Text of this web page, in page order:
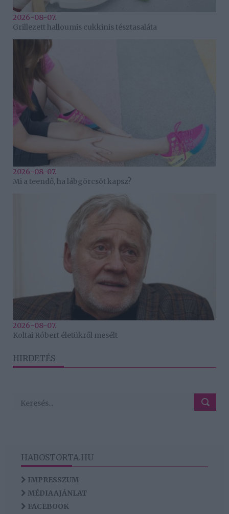
2026-08-07.
Grillezett halloumis cukkinis tésztasaláta
2026-08-07.
Mi a teendő, ha lábgörcsöt kapsz?
2026-08-07.
Koltai Róbert életükről mesélt
HIRDETÉS
HABOSTORTA.HU
IMPRESSZUM
MÉDIAAJÁNLAT
FACEBOOK